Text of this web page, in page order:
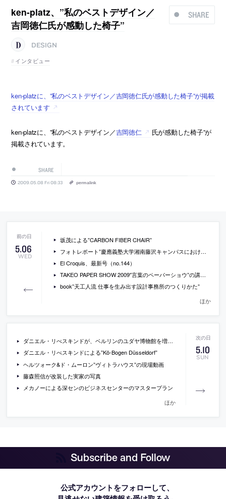
SHARE
ken-platz、”私のベストデザイン／
吉岡徳仁氏が感動した椅子”
DESIGN
インタビュー
ken-platzに、”私のベストデザイン／吉岡徳仁氏が感動した椅子”が掲載
されています
ken-platzに、”私のベストデザイン／吉岡徳仁
氏が感動した椅子”が
掲載されています。
SHARE
2009.05.08 Fri 08:33 permalink
5.06
WED
坂茂による”CARBON FIBER CHAIR”
フォトレポート”慶應義塾大学湘南藤沢キャンパスにおける環境デザイン教育”
El Croquis、最新号（no.144）
TAKEO PAPER SHOW 2009″言葉のペーパーショウ”の講演の動画
book”天工人流 仕事を生み出す設計事務所のつくりかた”
ほか
5.10
SUN
ダニエル・リべスキンドが、ベルリンのユダヤ博物館を増築へ
ダニエル・リべスキンドによる”Kö-Bogen Düsseldorf”
ヘルツォーク&ド・ムーロン”ヴィトラハウス”の現場動画
藤森照信が改装した実家の写真
メカノーによる深センのビジネスセンターのマスタープラン
ほか
Subscribe and Follow
公式アカウントをフォローして、